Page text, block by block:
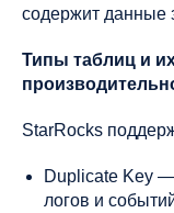
содержит данные
Типы таблиц и
StarRocks
Duplicate Key
логов и